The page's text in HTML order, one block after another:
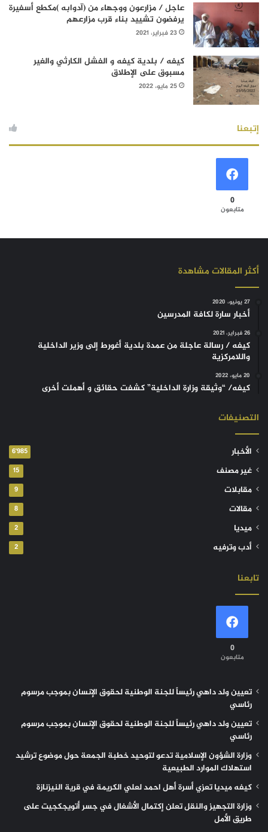
عاجل / مزارعون ووجهاء من (آدوابه )مكطع أسفيرة
يرفضون تشييد بناء قرب مزارعهم
23 فبراير، 2021
كيفه / بلدية كيفه و الفشل الكارثي والغير
مسبوق على الإطلاق
25 مايو، 2022
إتبعنا
0
متابعون
أكثر المقالات مشاهدة
27 يونيو، 2020
أخبار سارة لكافة المدرسين
26 فبراير، 2021
كيفه / رسالة عاجلة من عمدة بلدية أغورط إلى وزير الداخلية
واللامركزية
20 مايو، 2022
كيفه/ “وثيقة وزارة الداخلية” كشفت حقائق و أهملت أخرى
التصنيفات
الأخبار 6٬985
غير مصنف 15
مقابلات 9
مقالات 8
ميديا 2
أدب وترفيه 2
تابعنا
0
متابعون
تعيين ولد داهي رئيساً للجنة الوطنية لحقوق الإنسان بموجب مرسوم
رئاسي
تعيين ولد داهي رئيساً للجنة الوطنية لحقوق الإنسان بموجب مرسوم
رئاسي
وزارة الشؤون الإسلامية تدعو لتوحيد خطبة الجمعة حول موضوع ترشيد
استهلاك الموارد الطبيعية
كيفه ميديا تعزي أسرة أهل احمد لعلي الكريمة في قرية النيزنازة
وزارة التجهيز والنقل تعلن إكتمال الأشغال في جسر أتويجكجيت على
طريق الأمل